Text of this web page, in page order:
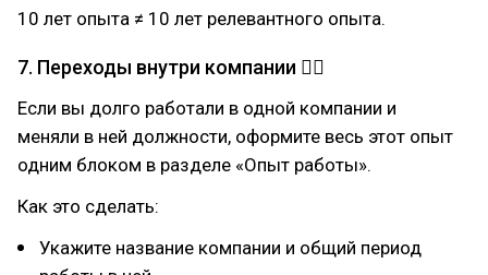
10 лет опыта ≠ 10 лет релевантного опыта.
7. Переходы внутри компании 🚶‍♂
Если вы долго работали в одной компании и
меняли в ней должности, оформите весь этот опыт
одним блоком в разделе «Опыт работы».
Как это сделать:
Укажите название компании и общий период